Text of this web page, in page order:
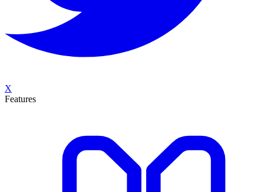
X
Features